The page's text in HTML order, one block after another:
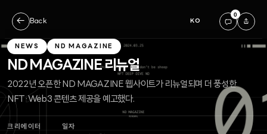
← Back KO
0
NEWS ND MAGAZINE
ND MAGAZINE 리뉴얼
2022년 오픈한 ND MAGAZINE 웹사이트가 리뉴얼되며 더 풍성한
NFT·Web3 콘텐츠 제공을 예고했다.
크리에이터 일자